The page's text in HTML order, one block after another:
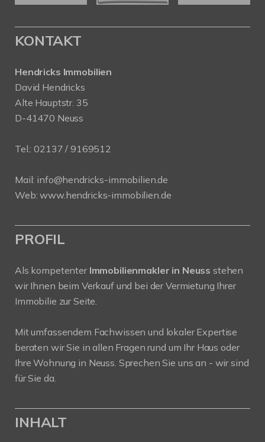
KONTAKT
Hendricks Immobilien
David Hendricks
Alte Hauptstr. 35
D-41470 Neuss
Tel.: 02137 / 9169512
Mail: info@hendricks-immobilien.de
Web:www.hendricks-immobilien.de
PROFIL
Als kompetenter Immobilienmakler in Neuss stehen
wir Ihnen beim Verkauf und bei der Vermietung Ihrer
Immobilie zur Seite.
Mit umfassendem Fachwissen und lokaler Expertise
beraten wir Sie in allen Fragen rund um Ihr Haus oder
Ihre Wohnung in Neuss. Sprechen Sie uns an - wir sind
für Sie da.
INHALT